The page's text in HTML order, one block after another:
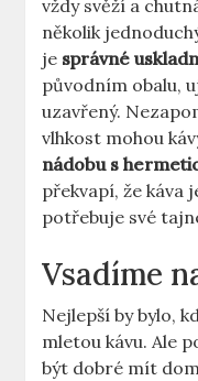
vždy svěží a
několik
je správné
původním obalu,
uzavřený.
vlhkost mohou
nádobu s
překvapí, že káva
potřebuje své
Vsadíme
Nejlepší by bylo,
mletou kávu. Ale
být dobré mít